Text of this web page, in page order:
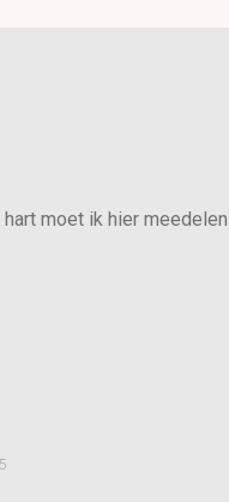
moet ik hier